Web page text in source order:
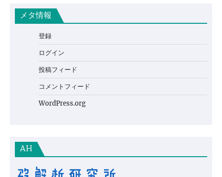
メタ情報
登録
ログイン
投稿フィード
コメントフィード
WordPress.org
AH